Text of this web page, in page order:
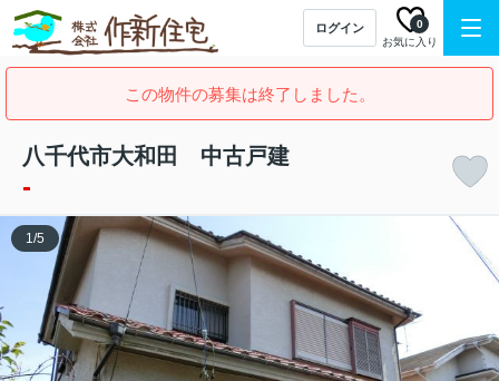
ログイン
お気に入り
0
この物件の募集は終了しました。
八千代市大和田 中古戸建
-
1/5